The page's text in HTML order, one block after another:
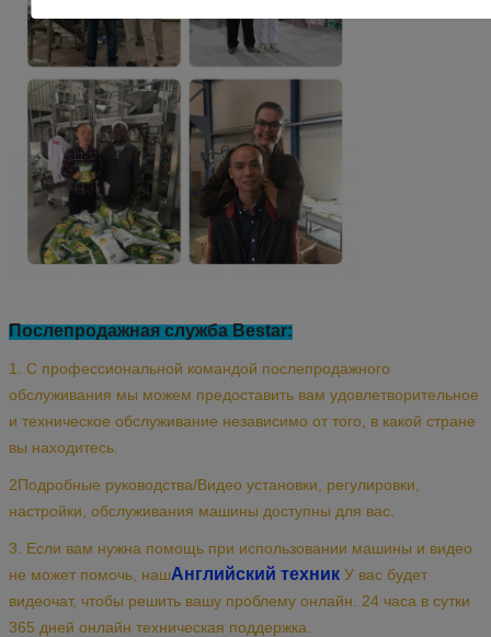
Послепродажная служба Bestar:
1. С профессиональной командой послепродажного
обслуживания мы можем предоставить вам удовлетворительное
и техническое обслуживание независимо от того, в какой стране
вы находитесь.
2Подробные руководства/Видео установки, регулировки,
настройки, обслуживания машины доступны для вас.
3. Если вам нужна помощь при использовании машины и видео
не может помочь, нашАнглийский техник У вас будет
видеочат, чтобы решить вашу проблему онлайн. 24 часа в сутки
365 дней онлайн техническая поддержка.